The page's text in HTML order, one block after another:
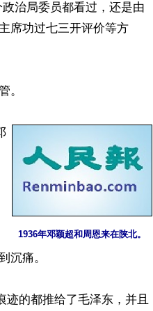
治局委员都看过，还是由
席功过七三开评价等方
。
1936年邓颖超和周恩来在陕北。
沉痛。
迹的都推给了毛泽东，并且